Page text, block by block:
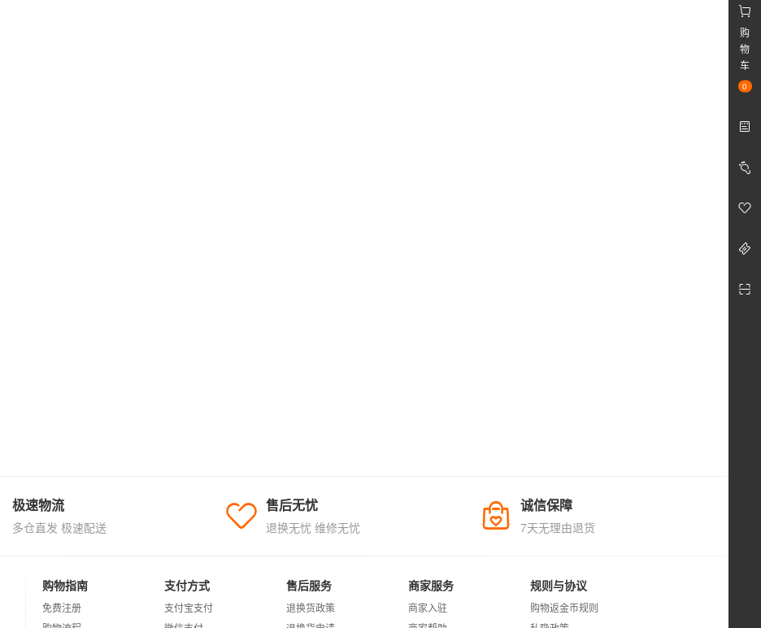
购
物
车
0
极速物流
多仓直发 极速配送
售后无忧
退换无忧 维修无忧
诚信保障
7天无理由退货
购物指南
免费注册
支付方式
支付宝支付
售后服务
退换货政策
商家服务
商家入驻
规则与协议
购物返金币规则